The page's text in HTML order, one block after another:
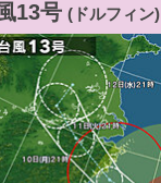
13号 (ドルフィン)